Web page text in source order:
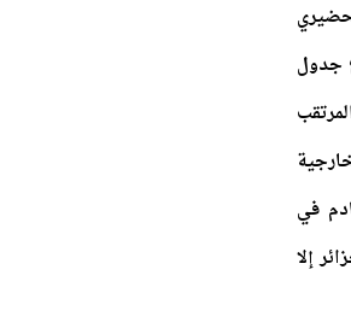
جدول
في
إلا